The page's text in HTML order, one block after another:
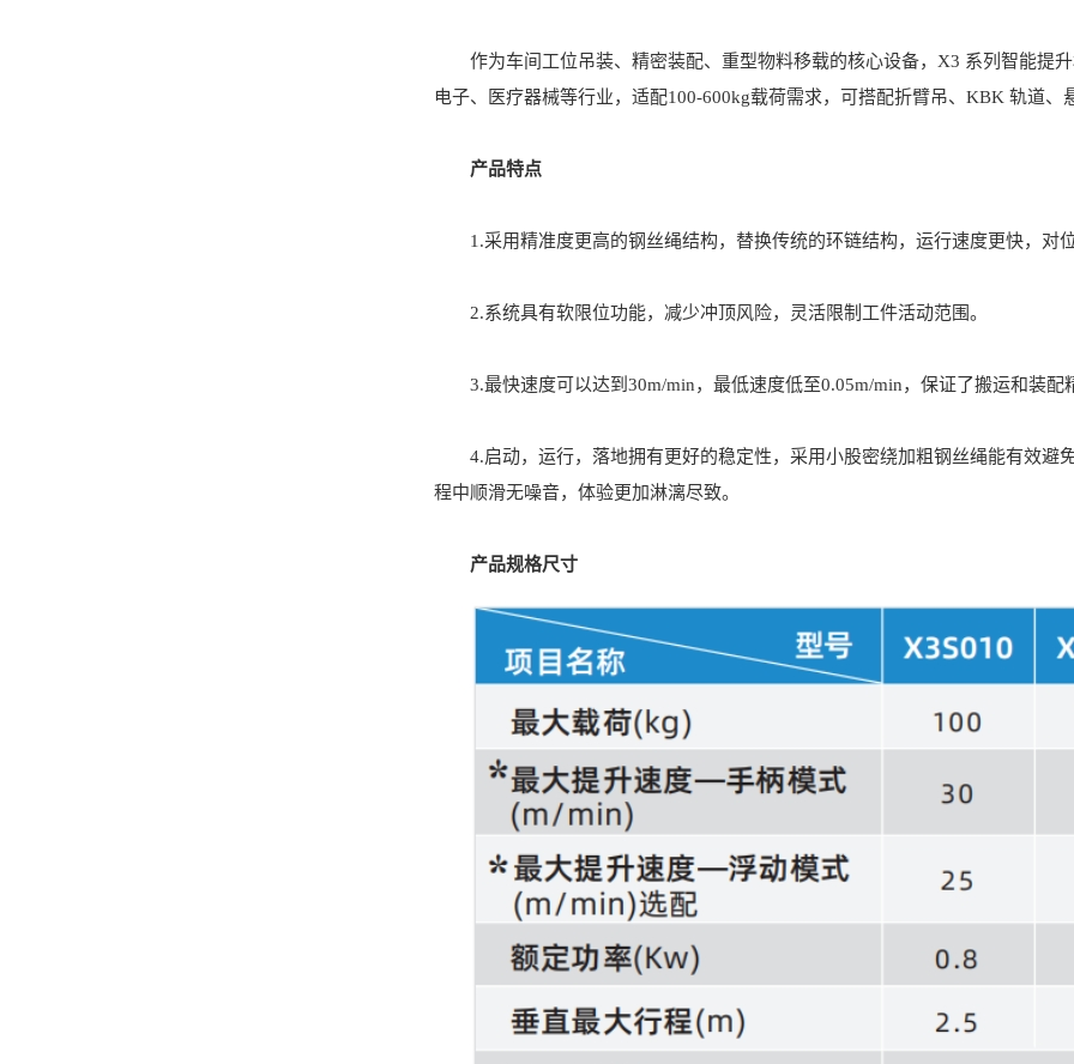
作为车间工位吊装、精密装配、重型物料移载的核心设备，X3 系列智能提
电子、医疗器械等行业，适配100-600kg载荷需求，可搭配折臂吊、KBK 轨道
产品特点
1.采用精准度更高的钢丝绳结构，替换传统的环链结构，运行速度更快，对
2.系统具有软限位功能，减少冲顶风险，灵活限制工件活动范围。
3.最快速度可以达到30m/min，最低速度低至0.05m/min，保证了搬运和装配
4.启动，运行，落地拥有更好的稳定性，采用小股密绕加粗钢丝绳能有效避
程中顺滑无噪音，体验更加淋漓尽致。
产品规格尺寸